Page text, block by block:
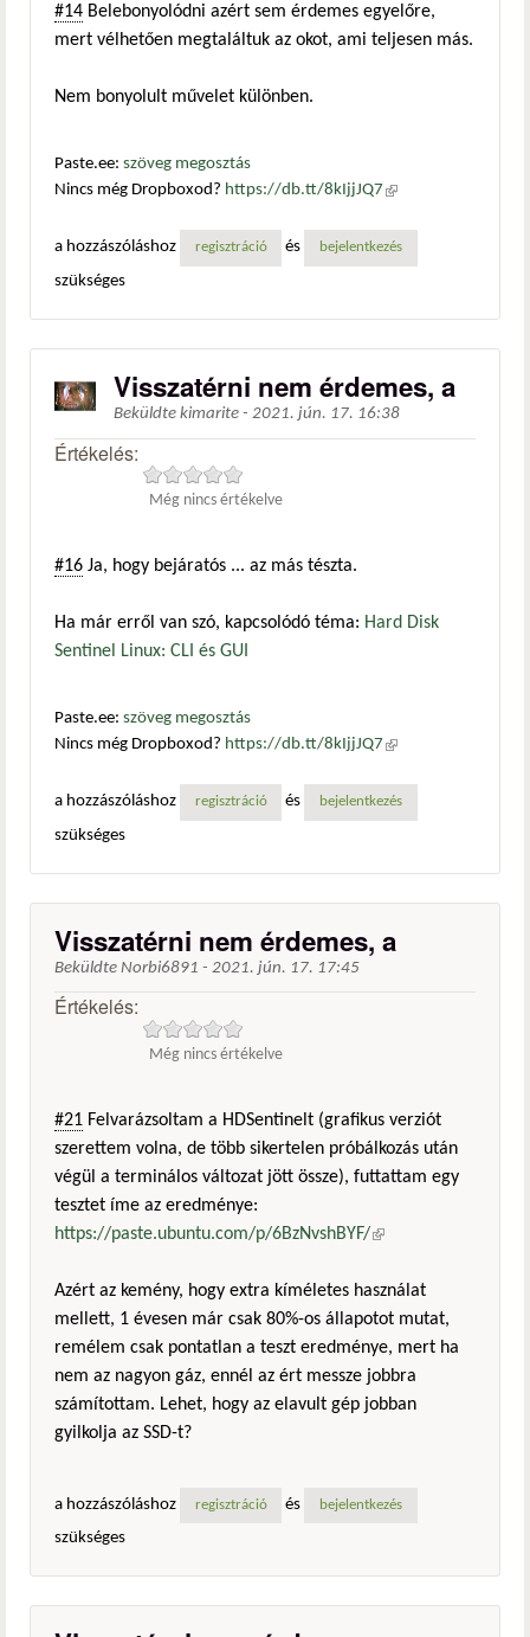
#14 Belebonyolódni azért sem érdemes egyelőre,
mert vélhetően megtaláltuk az okot, ami teljesen más.
Nem bonyolult művelet különben.
Paste.ee: szöveg megosztás
Nincs még Dropboxod? https://db.tt/8kIjjJQ7 (külső
a hozzászóláshoz
regisztráció és bejelentkezés
szükséges
Visszatérni nem érdemes, a
Beküldte kimarite - 2021. jún. 17. 16:38
Értékelés:
Még nincs értékelve
#16 Ja, hogy bejáratós ... az más tészta.
Ha már erről van szó, kapcsolódó téma: Hard Disk
Sentinel Linux: CLI és GUI
Paste.ee: szöveg megosztás
Nincs még Dropboxod? https://db.tt/8kIjjJQ7 (külső
a hozzászóláshoz
regisztráció és bejelentkezés
szükséges
Visszatérni nem érdemes, a
Beküldte Norbi6891 - 2021. jún. 17. 17:45
Értékelés:
Még nincs értékelve
#21 Felvarázsoltam a HDSentinelt (grafikus verziót
szerettem volna, de több sikertelen próbálkozás után
végül a terminálos változat jött össze), futtattam egy
tesztet íme az eredménye:
https://paste.ubuntu.com/p/6BzNvshBYF/(külső
Azért az kemény, hogy extra kíméletes használat
mellett, 1 évesen már csak 80%-os állapotot mutat,
remélem csak pontatlan a teszt eredménye, mert ha
nem az nagyon gáz, ennél az ért messze jobbra
számítottam. Lehet, hogy az elavult gép jobban
gyilkolja az SSD-t?
a hozzászóláshoz regisztráció és bejelentkezés
szükséges